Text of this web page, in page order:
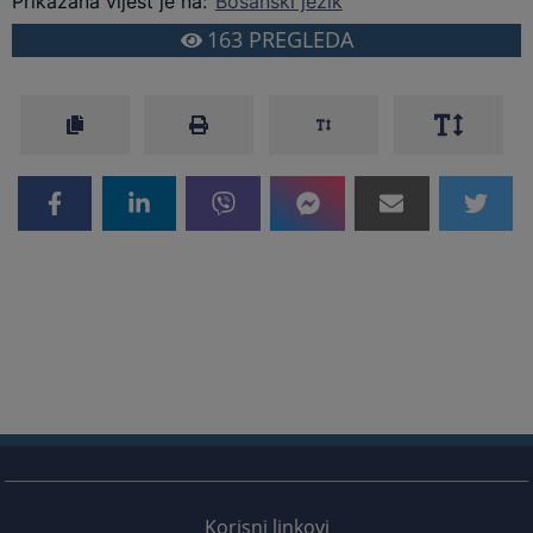
163 PREGLEDA
Korisni linkovi